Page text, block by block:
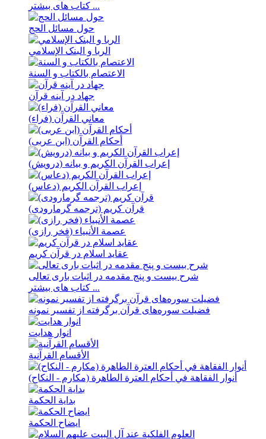
کتاب های بیشتر ...
حول مسائل الحج
الربا و البنک الإسلامي
الاعتصام بالکتاب و السنة
جهاد در آینه قرآن
معاني القرآن (فراء)
أحكام القرآن (ابن عربی)
إعراب القرآن الکریم و بیانه (درویش)
إعراب القرآن الکریم (دعاس)
قرآن کریم (ترجمه گرمارودی)
عصمة الأنبیاء (فخر رازی)
عقاید اسلام در قرآن کریم
شرح بیست و پنج مقدمه در اثبات باری تعالی
کتاب های بیشتر ...
فضيلت سوره‌های قرآن برگرفته از تفسير نمونه
انوار هدايت
الأقسام القرآنية
أنوار الفقاهة في أحکام العترة الطاهرة (مکارم - النکاح)
بدایة الحکمة
ایضاح الحکمة